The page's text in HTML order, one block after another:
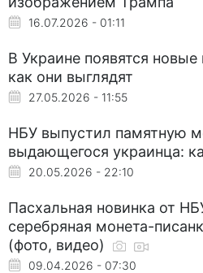
16.07.2026 - 01:11
В Украине появятся
как они выглядят
27.05.2026 - 11:55
НБУ выпустил памятную
выдающегося украинца:
20.05.2026 - 22:10
Пасхальная новинка от
серебряная монета-
(фото, видео)
09.04.2026 - 07:30